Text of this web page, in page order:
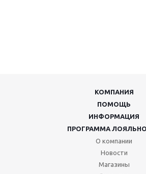
КОМПАНИЯ
ПОМОЩЬ
ИНФОРМАЦИЯ
ПРОГРАММА
О компании
Новости
Магазины